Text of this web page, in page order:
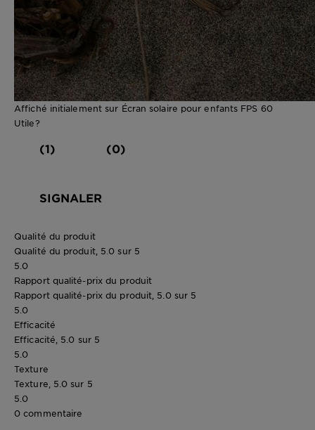
Affiché initialement sur Écran solaire pour enfants FPS 60
Utile?
(1) (0)
SIGNALER
Qualité du produit
Qualité du produit, 5.0 sur 5
5.0
Rapport qualité-prix du produit
Rapport qualité-prix du produit, 5.0 sur 5
5.0
Efficacité
Efficacité, 5.0 sur 5
5.0
Texture
Texture, 5.0 sur 5
5.0
0 commentaire